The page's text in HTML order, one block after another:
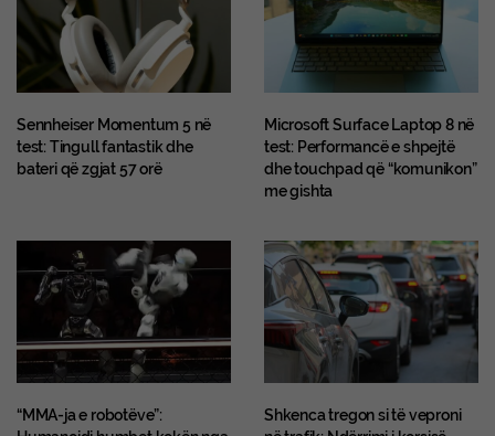
Sennheiser Momentum 5 në
test: Tingull fantastik dhe
bateri që zgjat 57 orë
Microsoft Surface Laptop 8 në
test: Performancë e shpejtë
dhe touchpad që “komunikon”
me gishta
“MMA-ja e robotëve”:
Shkenca tregon si të veproni